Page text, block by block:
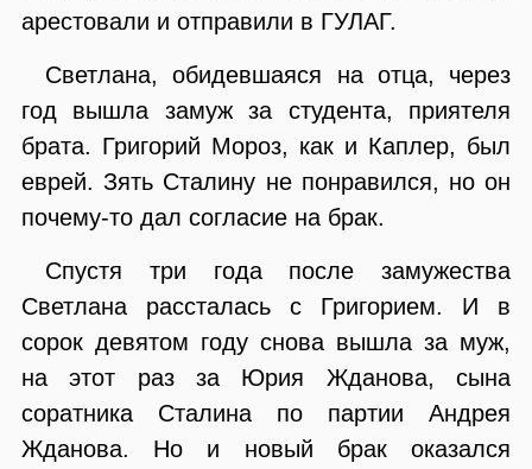
арестовали и отправили в ГУЛАГ.
Светлана, обидевшаяся на отца, через
год вышла замуж за студента, приятеля
брата. Григорий Мороз, как и Каплер, был
еврей. Зять Сталину не понравился, но он
почему-то дал согласие на брак.
Спустя три года после замужества
Светлана рассталась с Григорием. И в
сорок девятом году снова вышла за муж,
на этот раз за Юрия Жданова, сына
соратника Сталина по партии Андрея
Жданова. Но и новый брак оказался